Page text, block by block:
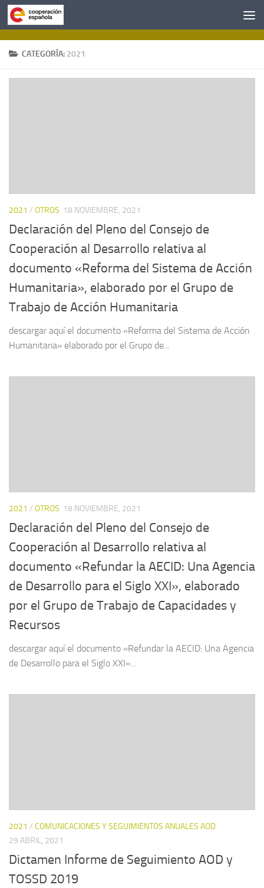
Saltar al contenido
CATEGORÍA: 2021
2021 / OTROS 18 NOVIEMBRE, 2021
Declaración del Pleno del Consejo de
Cooperación al Desarrollo relativa al
documento «Reforma del Sistema de Acción
Humanitaria», elaborado por el Grupo de
Trabajo de Acción Humanitaria
descargar aquí el documento «Reforma del Sistema de Acción
Humanitaria» elaborado por el Grupo de...
2021 / OTROS 18 NOVIEMBRE, 2021
Declaración del Pleno del Consejo de
Cooperación al Desarrollo relativa al
documento «Refundar la AECID: Una Agencia
de Desarrollo para el Siglo XXI», elaborado
por el Grupo de Trabajo de Capacidades y
Recursos
descargar aquí el documento «Refundar la AECID: Una Agencia
de Desarrollo para el Siglo XXI»...
2021 / COMUNICACIONES Y SEGUIMIENTOS ANUALES AOD
29 ABRIL, 2021
Dictamen Informe de Seguimiento AOD y
TOSSD 2019